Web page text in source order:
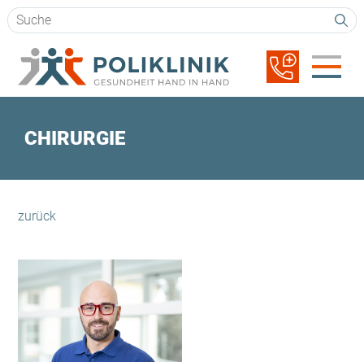
Suchbegriffe
Navigation
überspringen
CHIRURGIE
zurück